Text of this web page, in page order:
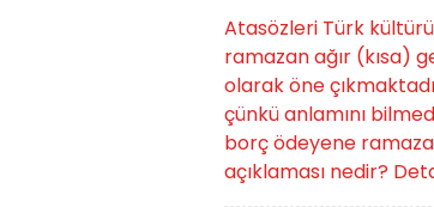
Atasözleri Türk
ramazan ağır (kısa)
olarak öne
çünkü anlamını
borç ödeyene
açıklaması nedir?